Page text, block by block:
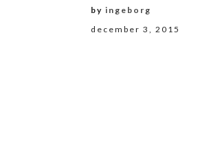
december 3, 2015
by ingeborg